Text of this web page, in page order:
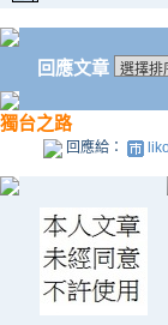
回應文章
獨台之路
回應給：